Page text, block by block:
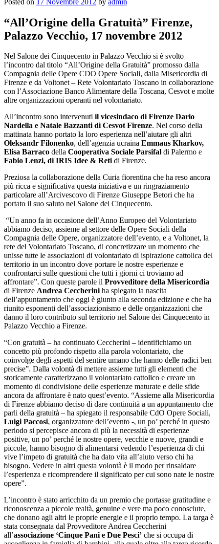
“All’Origine della Gratuità” Firenze,
Palazzo Vecchio, 17 novembre 2012
Nel Salone dei Cinquecento in Palazzo Vecchio si è svolto
l’incontro dal titolo “All’Origine della Gratuità” promosso dalla
Compagnia delle Opere CDO Opere Sociali, dalla Misericordia di
Firenze e da Voltonet – Rete Volontariato Toscano in collaborazione
con l’Associazione Banco Alimentare della Toscana, Cesvot e molte
altre organizzazioni operanti nel volontariato.
All’incontro sono intervenuti il vicesindaco di Firenze Dario
Nardella e Natale Bazzanti di Cesvot Firenze. Nel corso della
mattinata hanno portato la loro esperienza nell’aiutare gli altri
Oleksandr Filonenko, dell’agenzia ucraina Emmaus Kharkov,
Elisa Barraco della Cooperativa Sociale Parsifal di Palermo e
Fabio Lenzi, di IRIS Idee & Retidi Firenze.
Preziosa la collaborazione della Curia fiorentina che ha reso ancora
più ricca e significativa questa iniziativa e un ringraziamento
particolare all’Arcivescovo di Firenze Giuseppe Betori che ha
portato il suo saluto nel Salone dei Cinquecento.
“Un anno fa in occasione dell’Anno Europeo del Volontariato
abbiamo deciso, assieme al settore delle Opere Sociali della
Compagnia delle Opere, organizzatore dell’evento, e a Voltonet, la
rete del Volontariato Toscano, di concretizzare un momento che
unisse tutte le associazioni di volontariato di ispirazione cattolica del
territorio in un incontro dove portare le nostre esperienze e
confrontarci sulle questioni che tutti i giorni ci troviamo ad
affrontare”. Con queste parole il Provveditore della Misericordia
di Firenze Andrea Ceccheriniha spiegato la nascita
dell’appuntamento che oggi è giunto alla seconda edizione e che ha
riunito esponenti dell’associazionismo e delle organizzazioni che
danno il loro contributo sul territorio nel Salone dei Cinquecento in
Palazzo Vecchio a Firenze.
“Con gratuità – ha continuato Ceccherini – identifichiamo un
concetto più profondo rispetto alla parola volontariato, che
coinvolge degli aspetti del sentire umano che hanno delle radici ben
precise”. Dalla volontà di mettere assieme tutti gli elementi che
storicamente caratterizzano il volontariato cattolico e creare un
momento di condivisione delle esperienze maturate e delle sfide
ancora da affrontare è nato quest’evento. “Assieme alla Misericordia
di Firenze abbiamo deciso di dare continuità a un appuntamento che
parli della gratuità – ha spiegato il responsabile CdO Opere Sociali,
Luigi Paccosi, organizzatore dell’evento -, un po’ perché in questo
periodo si percepisce ancora di più la necessità di esperienze
positive, un po’ perché le nostre opere, vecchie e nuove, grandi e
piccole, hanno bisogno di alimentarsi vedendo l’esperienza di chi
vive l’impeto di gratuità che ha dato vita all’aiuto verso chi ha
bisogno. Vedere in altri questa volontà è il modo per rinsaldare
l’esperienza e ricomprendere il significato per cui sono nate le nostre
opere”.
L’incontro è stato arricchito da un premio che portasse gratitudine e
riconoscenza a piccole realtà, genuine e vere ma poco conosciute,
che donano agli altri le proprie energie e il proprio tempo. La targa è
stata consegnata dal Provveditore Andrea Ceccherini
all’associazione ‘Cinque Pani e Due Pesci’ che si occupa di